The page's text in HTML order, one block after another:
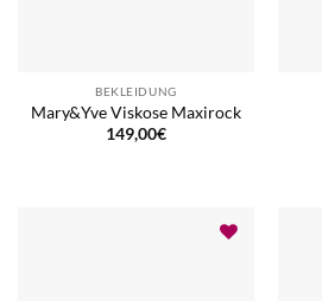
BEKLEIDUNG
Mary&Yve Viskose Maxirock
149,00€